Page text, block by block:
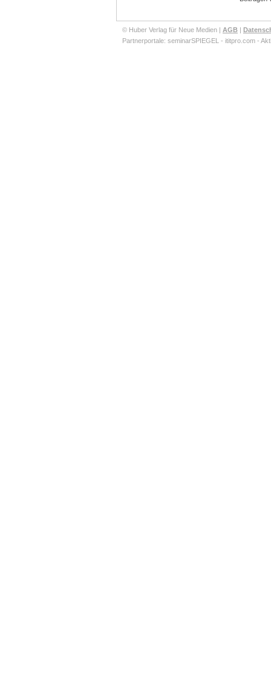
© Huber Verlag für Neue Medien | AGB |
Partnerportale: seminarSPIEGEL - ititpro.com -